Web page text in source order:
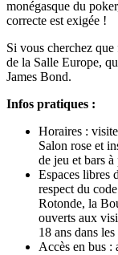
monégasque du
correcte est exigée !
Si vous cherchez
de la Salle Europe,
James Bond.
Infos pratiques :
Horaires :
Salon rose et
de jeu et bars
Espaces libres
respect du
Rotonde, la
ouverts aux
18 ans dans
Accès en bus :